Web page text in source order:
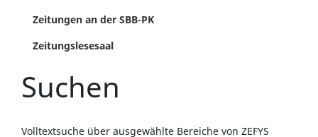
Zeitungen an der SBB-PK
Zeitungslesesaal
Suchen
Volltextsuche über ausgewählte Bereiche von ZEFYS